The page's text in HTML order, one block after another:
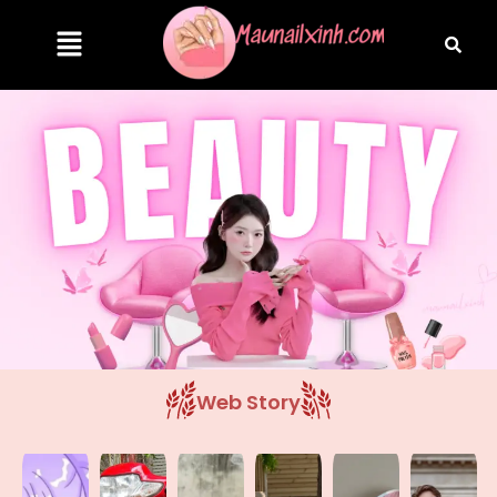
Web Story